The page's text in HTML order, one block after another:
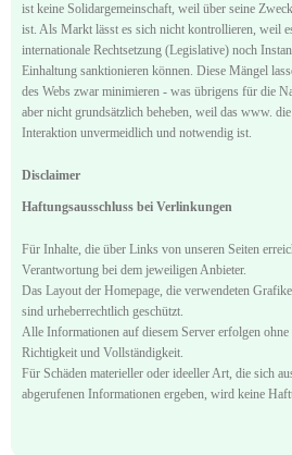
ist keine Solidargemeinschaft, weil über seine
ist. Als Markt lässt es sich nicht kontrollieren, weil
internationale Rechtsetzung (Legislative) noch
Einhaltung sanktionieren können. Diese Mängel
des Webs zwar minimieren - was übrigens für die
aber nicht grundsätzlich beheben, weil das www.
Interaktion unvermeidlich und notwendig ist.
Disclaimer
Haftungsausschluss bei Verlinkungen
Für Inhalte, die über Links von unseren Seiten
Verantwortung bei dem jeweiligen Anbieter.
Das Layout der Homepage, die verwendeten
sind urheberrechtlich geschützt.
Alle Informationen auf diesem Server erfolgen
Richtigkeit und Vollständigkeit.
Für Schäden materieller oder ideeller Art, die sich
abgerufenen Informationen ergeben, wird keine